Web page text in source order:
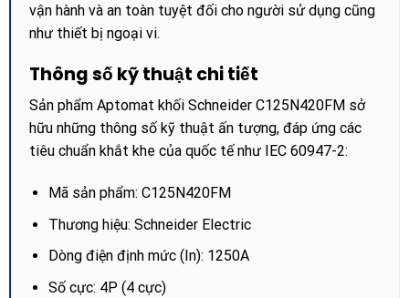
vận hành và an toàn tuyệt đối cho người sử dụng cũng
như thiết bị ngoại vi.
Thông số kỹ thuật chi tiết
Sản phẩm Aptomat khối Schneider C125N420FM sở
hữu những thông số kỹ thuật ấn tượng, đáp ứng các
tiêu chuẩn khắt khe của quốc tế như IEC 60947-2:
Mã sản phẩm: C125N420FM
Thương hiệu: Schneider Electric
Dòng điện định mức (In): 1250A
Số cực: 4P (4 cực)